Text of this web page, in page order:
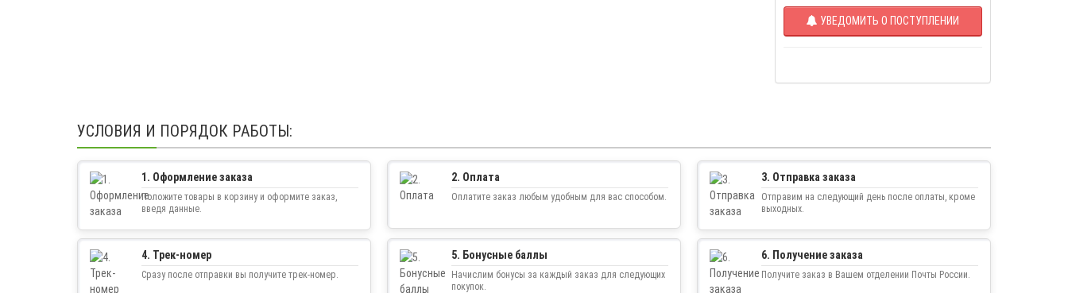
УВЕДОМИТЬ О ПОСТУПЛЕНИИ
УСЛОВИЯ И ПОРЯДОК РАБОТЫ:
1. Оформление заказа
Положите товары в корзину и оформите заказ,
введя данные.
2. Оплата
Оплатите заказ любым удобным для вас способом.
3. Отправка заказа
Отправим на следующий день после оплаты, кроме
выходных.
4. Трек-номер
Сразу после отправки вы получите трек-номер.
5. Бонусные баллы
Начислим бонусы за каждый заказ для следующих
покупок.
6. Получение заказа
Получите заказ в Вашем отделении Почты России.